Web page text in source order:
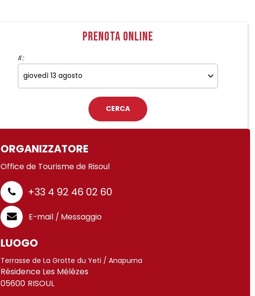
Prenota online
Il :
ORGANIZZATORE
Office de Tourisme de Risoul
+33 4 92 46 02 60
E-mail / Messaggio
LUOGO
Terrasse de La Grotte du Yeti / Anapurna
Résidence Les Mélèzes
05600 RISOUL